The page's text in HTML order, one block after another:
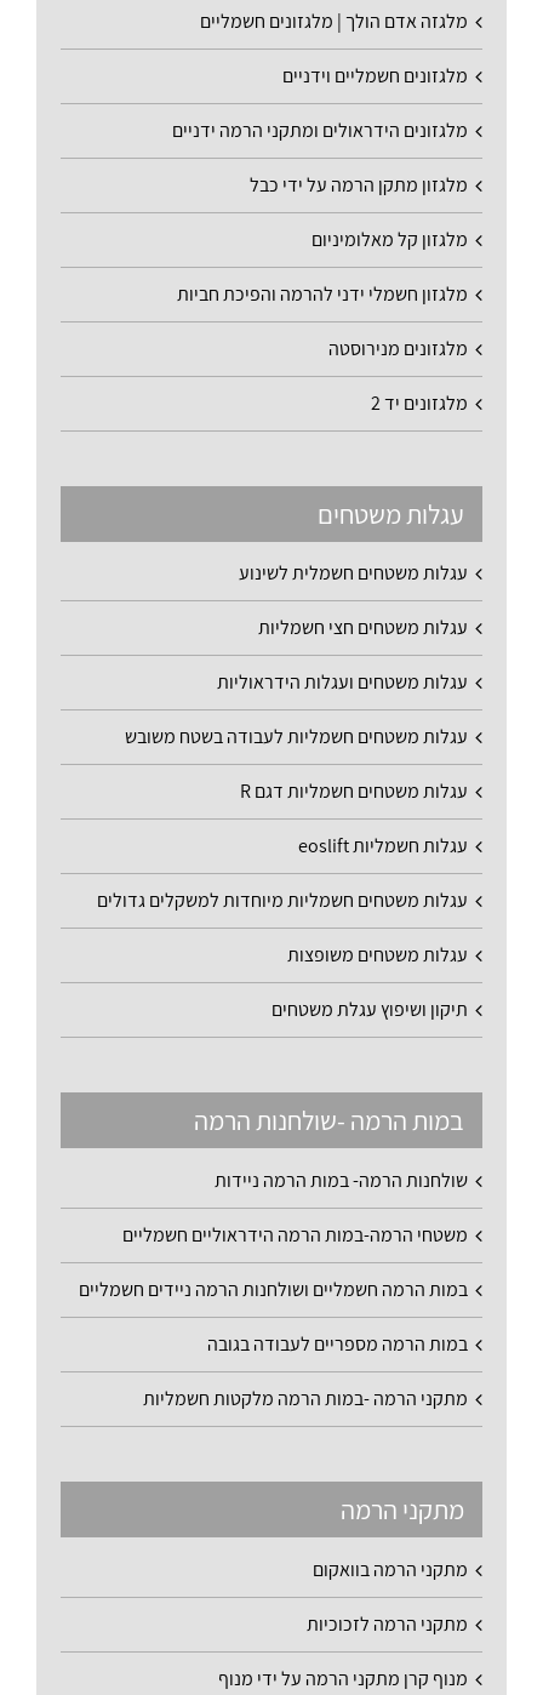
מלגזה אדם הולך | מלגזונים חשמליים
מלגזונים חשמליים וידניים
מלגזונים הידראולים ומתקני הרמה ידניים
מלגזון מתקן הרמה על ידי כבל
מלגזון קל מאלומיניום
מלגזון חשמלי ידני להרמה והפיכת חביות
מלגזונים מנירוסטה
מלגזונים יד 2
עגלות משטחים
עגלות משטחים חשמלית לשינוע
עגלות משטחים חצי חשמליות
עגלות משטחים ועגלות הידראוליות
עגלות משטחים חשמליות לעבודה בשטח משובש
עגלות משטחים חשמליות דגם R
עגלות חשמליות eoslift
עגלות משטחים חשמליות מיוחדות למשקלים גדולים
עגלות משטחים משופצות
תיקון ושיפוץ עגלת משטחים
במות הרמה -שולחנות הרמה
שולחנות הרמה- במות הרמה ניידות
משטחי הרמה-במות הרמה הידראוליים חשמליים
במות הרמה חשמליים ושולחנות הרמה ניידים חשמליים
במות הרמה מספריים לעבודה בגובה
מתקני הרמה -במות הרמה מלקטות חשמליות
מתקני הרמה
מתקני הרמה בוואקום
מתקני הרמה לזכוכיות
מנוף קרן מתקני הרמה על ידי מנוף